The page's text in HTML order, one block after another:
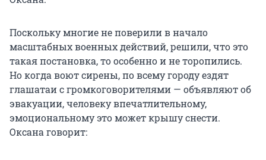
Поскольку многие не поверили в начало
масштабных военных действий, решили, что это
такая постановка, то особенно и не торопились.
Но когда воют сирены, по всему городу ездят
глашатаи с громкоговорителями — объявляют об
эвакуации, человеку впечатлительному,
эмоциональному это может крышу снести.
Оксана говорит: